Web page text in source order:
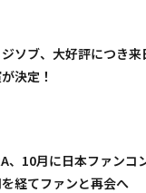
ソブ、大好評につき
決定！
、10月に日本ファンコ
経てファンと再会へ